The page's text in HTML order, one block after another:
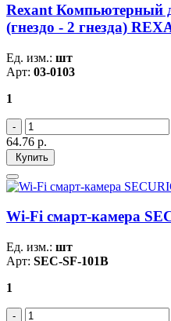
Rexant Компьютерный
(гнездо - 2 гнезда)
Ед. изм.: шт
Арт: 03-0103
1
64.76 р.
Купить
Wi-Fi cмарт-камера
Ед. изм.: шт
Арт: SEC-SF-101B
1